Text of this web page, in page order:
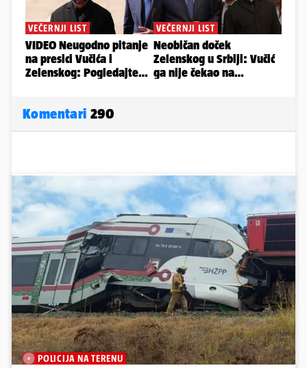
Komentari 290
POLICIJA NA TERENU